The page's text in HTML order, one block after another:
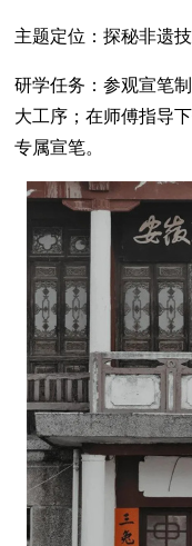
主题定位：探秘非遗
研学任务：参观宣笔
大工序；在师傅指导
专属宣笔。